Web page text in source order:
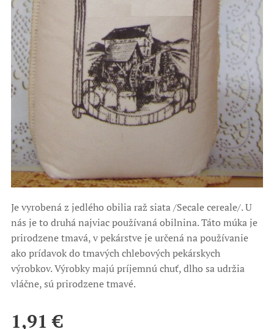
Je vyrobená z jedlého obilia raž siata /Secale cereale/. U
nás je to druhá najviac používaná obilnina. Táto múka je
prirodzene tmavá, v pekárstve je určená na používanie
ako prídavok do tmavých chlebových pekárskych
výrobkov. Výrobky majú príjemnú chuť, dlho sa udržia
vláčne, sú prirodzene tmavé.
1,91 €